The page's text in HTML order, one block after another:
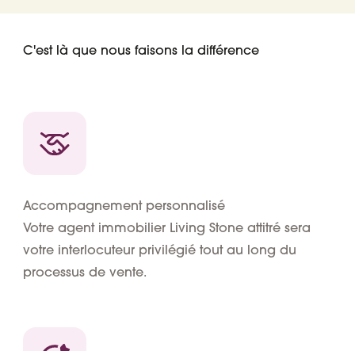
C'est là que nous faisons la différence
Accompagnement personnalisé
Votre agent immobilier Living Stone attitré sera
votre interlocuteur privilégié tout au long du
processus de vente.